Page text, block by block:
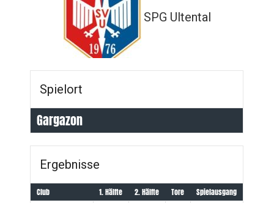
SPG Ultental
Spielort
Gargazon
Ergebnisse
Club 1. Hälfte 2. Hälfte Tore Spielausgang